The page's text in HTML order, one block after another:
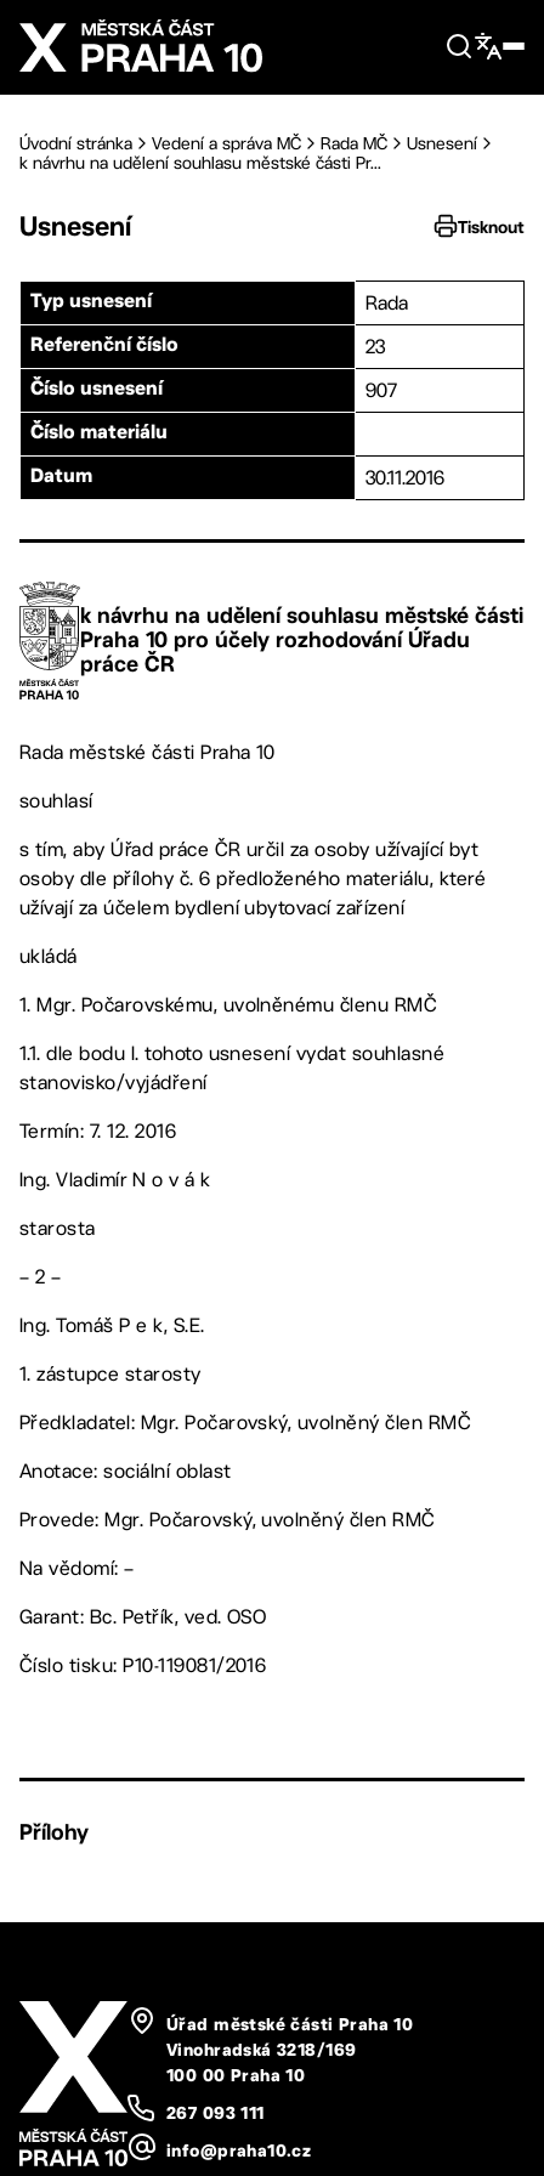
Přejít na hlavní obsah
Úvodní stránka Vedení a správa MČ Rada MČ
Usnesení
k návrhu na udělení souhlasu městské části Pr...
Usnesení Tisknout
Typ usnesení Rada
Referenční číslo 23
Číslo usnesení 907
Číslo materiálu
Datum 30.11.2016
k návrhu na udělení souhlasu městské části
Praha 10 pro účely rozhodování Úřadu
práce ČR
Rada městské části Praha 10
souhlasí
s tím, aby Úřad práce ČR určil za osoby užívající byt
osoby dle přílohy č. 6 předloženého materiálu, které
užívají za účelem bydlení ubytovací zařízení
ukládá
1. Mgr. Počarovskému, uvolněnému členu RMČ
1.1. dle bodu I. tohoto usnesení vydat souhlasné
stanovisko/vyjádření
Termín: 7. 12. 2016
Ing. Vladimír N o v á k
starosta
– 2 –
Ing. Tomáš P e k, S.E.
1. zástupce starosty
Předkladatel: Mgr. Počarovský, uvolněný člen RMČ
Anotace: sociální oblast
Provede: Mgr. Počarovský, uvolněný člen RMČ
Na vědomí: –
Garant: Bc. Petřík, ved. OSO
Číslo tisku: P10-119081/2016
Přílohy
Úřad městské části Praha 10
Vinohradská 3218/169
100 00 Praha 10
267 093 111
info@praha10.cz